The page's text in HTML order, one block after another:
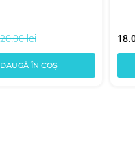
20.00 lei
ÎN COȘ